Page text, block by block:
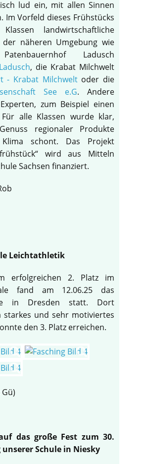
lud ein, mit allen Sinnen
Im Vorfeld dieses Frühstücks
landwirtschaftliche
näheren Umgebung wie
Ladusch
, die Krabat Milchwelt
- Krabat Milchweltoder die
See e.G. Andere
zum Beispiel einen
alle Klassen wurde klar,
regionaler Produkte
schont. Das Projekt
wird aus Mitteln
Sachsen finanziert.
Leichtathletik
erfolgreichen 2. Platz im
fand am 12.06.25 das
in Dresden statt. Dort
starkes und sehr motiviertes
den 3. Platz erreichen.
das große Fest zum 30.
Schule in Niesky